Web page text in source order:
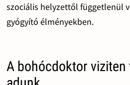
szociális helyzettől függetlenül
gyógyító élményekben.
A bohócdoktor